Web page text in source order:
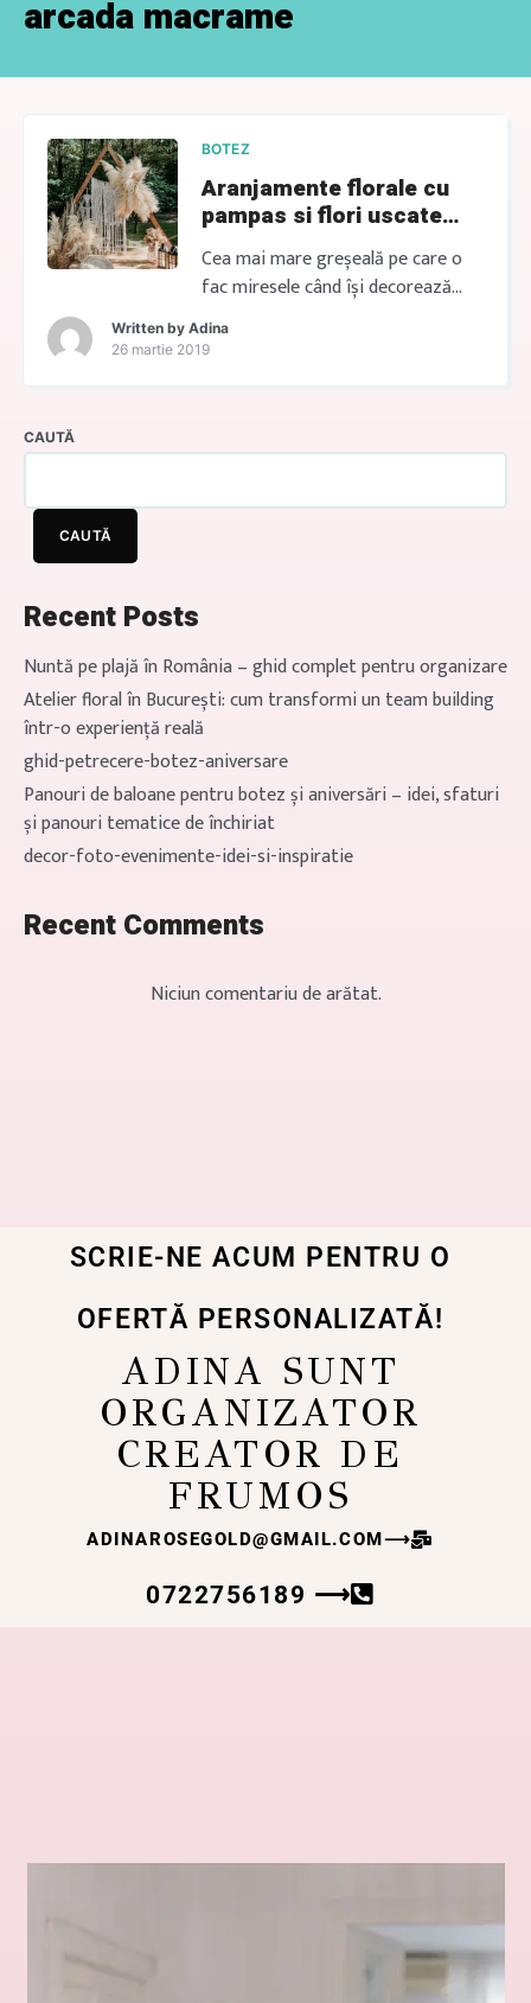
arcada macrame
BOTEZ
Aranjamente florale cu
pampas si flori uscate
boho
Cea mai mare greșeală pe care o
fac miresele când își decorează
evenimentele… CERE OFERTA Cea
mai mare greșeală Este să creadă
sunt cele care au echilibru,
conversațiilor dintre invitați. Nunta
Written by Adina
26 martie 2019
CAUTĂ
CAUTĂ
Recent Posts
Nuntă pe plajă în România – ghid complet pentru organizare
Atelier floral în București: cum transformi un team building
într-o experiență reală
ghid-petrecere-botez-aniversare
Panouri de baloane pentru botez și aniversări – idei, sfaturi
și panouri tematice de închiriat
decor-foto-evenimente-idei-si-inspiratie
Recent Comments
Niciun comentariu de arătat.
SCRIE-NE ACUM PENTRU O
OFERTĂ PERSONALIZATĂ!
ADINA SUNT
ORGANIZATOR
CREATOR DE
FRUMOS
ADINAROSEGOLD@GMAIL.COM⟶
0722756189 ⟶